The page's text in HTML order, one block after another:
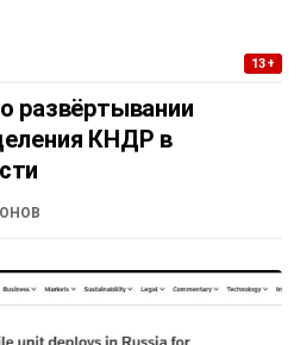
13+
развёртывании
КНДР в